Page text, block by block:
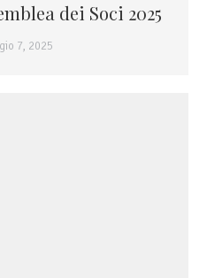
dei Soci 2025
7, 2025